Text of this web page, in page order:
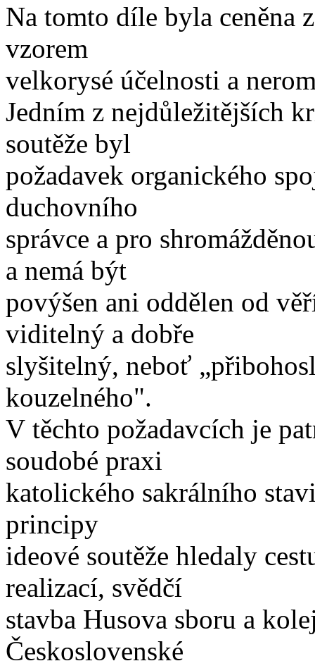
Na tomto díle byla ceněna
vzorem
velkorysé účelnosti a
Jedním z nejdůležitějších
soutěže byl
požadavek organického
duchovního
správce a pro
a nemá být
povýšen ani oddělen od
viditelný a dobře
slyšitelný, neboť
kouzelného".
V těchto požadavcích je
soudobé praxi
katolického sakrálního
principy
ideové soutěže hledaly
realizací, svědčí
stavba Husova sboru a
Československé